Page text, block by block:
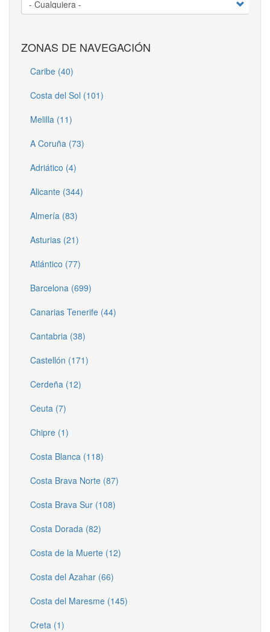
ZONAS DE NAVEGACIÓN
Caribe (40)
Costa del Sol (101)
Melilla (11)
A Coruña (73)
Adriático (4)
Alicante (344)
Almería (83)
Asturias (21)
Atlántico (77)
Barcelona (699)
Canarias Tenerife (44)
Cantabria (38)
Castellón (171)
Cerdeña (12)
Ceuta (7)
Chipre (1)
Costa Blanca (118)
Costa Brava Norte (87)
Costa Brava Sur (108)
Costa Dorada (82)
Costa de la Muerte (12)
Costa del Azahar (66)
Costa del Maresme (145)
Creta (1)